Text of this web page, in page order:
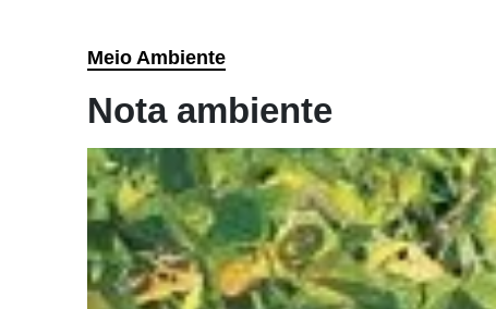
Meio Ambiente
Nota ambiente